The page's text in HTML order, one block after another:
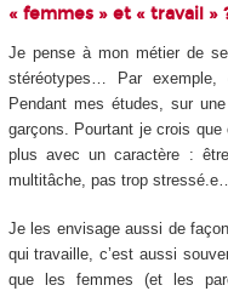
« femmes » et « travail »
Je pense à mon métier de
stéréotypes… Par
Pendant mes études, sur
garçons. Pourtant je crois
plus avec un caractère : être
multitâche, pas trop stressé.e…
Je les envisage aussi de
qui travaille, c’est aussi
que les femmes (et les